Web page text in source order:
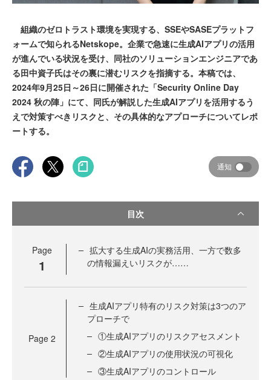
組織のゼロトラスト環境を実現する、SSEやSASEプラットフ
ォームで知られるNetskope。企業で急速に生成AIアプリの活用
が進んでいる状況を受け、同社のソリューションエンジニアであ
る田中資子氏はその裏に潜むリスクを指摘する。本稿では、
2024年9月25日～26日に開催された「Security Online Day
2024 秋の陣」にて、同氏が解説した生成AIアプリを活用するう
えで対策すべきリスクと、その具体的なアプローチについてレポ
ートする。
通知
目次
Page
1
拡大する生成AIの実務活用、一方で数多
の情報漏えいリスクが……
Page 2
生成AIアプリ特有のリスク対策は3つのア
プローチで
①生成AIアプリのリスクアセスメント
②生成AIアプリの使用状況の可視化
③生成AIアプリのコントロール